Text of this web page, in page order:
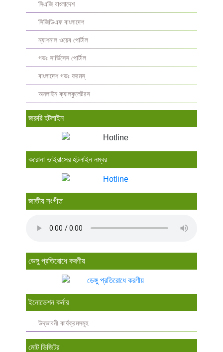
সিএজি বাংলাদেশ
সিজিডিএফ বাংলাদেশ
ন্যাশনাল ওয়েব পোর্টাল
গভঃ সার্ভিসেস পোর্টাল
বাংলাদেশ গভঃ ফরমস্‌
অনলাইন ক্যালকুলেটরস
জরুরি হটলাইন
করোনা ভাইরাসের হটলাইন নম্বর
জাতীয় সংগীত
ডেঙ্গু প্রতিরোধে করণীয়
ইনোভেশন কর্নার
উদ্ভাবনী কার্যক্রমসমূহ
মোট ভিজিটর